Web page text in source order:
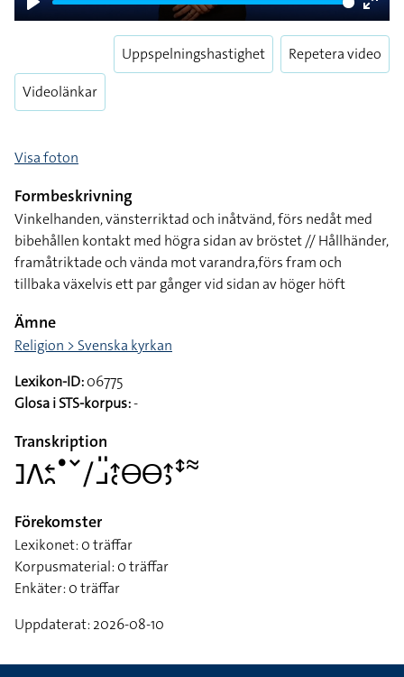
Play
Enter
Videolänkar
Uppspelningshastighet Repetera video
Visa foton
Formbeskrivning
Vinkelhanden, vänsterriktad och inåtvänd, förs nedåt med
bibehållen kontakt med högra sidan av bröstet // Hållhänder,
framåtriktade och vända mot varandra,förs fram och
tillbaka växelvis ett par gånger vid sidan av höger höft
Ämne
Religion > Svenska kyrkan
Lexikon-ID:06775
Glosa i STS-korpus:-
Transkription
􌤔􌤣􌥓􌥘􌤟􌥧􌥠􌤘􌤺􌤴􌥗􌤫􌤫􌤴􌤶􌥥􌦇
Förekomster
Lexikonet: 0 träffar
Korpusmaterial: 0 träffar
Enkäter: 0 träffar
Uppdaterat: 2026-08-10